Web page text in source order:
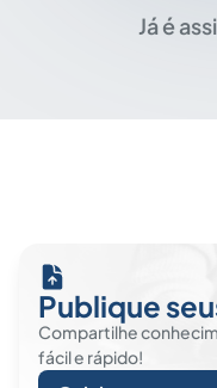
Já é
Publique
Compartilhe
fácil e rápido!